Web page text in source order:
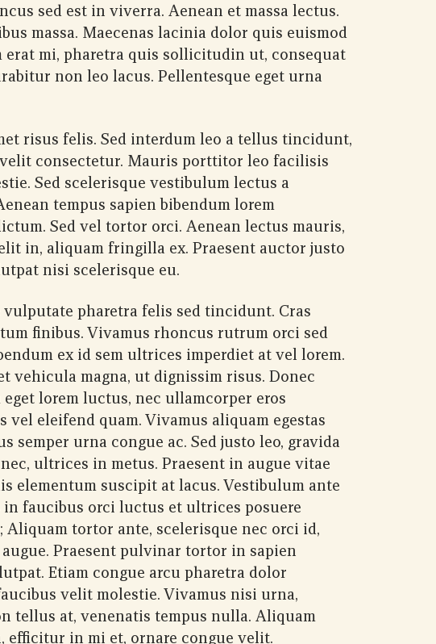
sed est in viverra. Aenean et massa lectus.
massa. Maecenas lacinia dolor quis euismod
erat mi, pharetra quis sollicitudin ut, consequat
non leo lacus. Pellentesque eget urna
risus felis. Sed interdum leo a tellus tincidunt,
consectetur. Mauris porttitor leo facilisis
Sed scelerisque vestibulum lectus a
tempus sapien bibendum lorem
Sed vel tortor orci. Aenean lectus mauris,
in, aliquam fringilla ex. Praesent auctor justo
nisi scelerisque eu.
vulputate pharetra felis sed tincidunt. Cras
finibus. Vivamus rhoncus rutrum orci sed
ex id sem ultrices imperdiet at vel lorem.
vehicula magna, ut dignissim risus. Donec
eget lorem luctus, nec ullamcorper eros
vel eleifend quam. Vivamus aliquam egestas
semper urna congue ac. Sed justo leo, gravida
ultrices in metus. Praesent in augue vitae
elementum suscipit at lacus. Vestibulum ante
faucibus orci luctus et ultrices posuere
Aliquam tortor ante, scelerisque nec orci id,
Praesent pulvinar tortor in sapien
Etiam congue arcu pharetra dolor
velit molestie. Vivamus nisi urna,
tellus at, venenatis tempus nulla. Aliquam
efficitur in mi et, ornare congue velit.